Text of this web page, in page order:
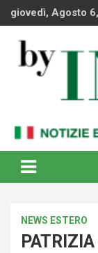
Skipgiovedì, Agosto
By
internazionale
NEWS ESTERO